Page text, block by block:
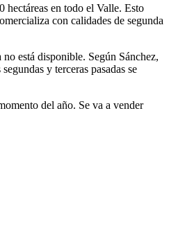
hectáreas en todo el Valle. Esto
con calidades de segunda
está disponible. Según Sánchez,
y terceras pasadas se
del año. Se va a vender